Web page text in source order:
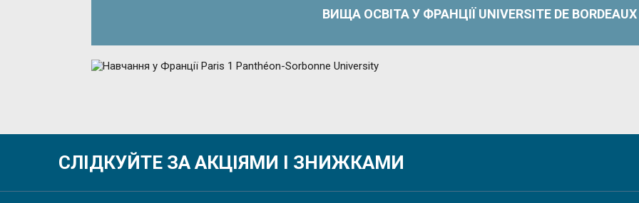
ВИЩА ОСВІТА У ФРАНЦІЇ UNIVERSITE DE BORDEAUX
СЛІДКУЙТЕ ЗА АКЦІЯМИ І ЗНИЖКАМИ